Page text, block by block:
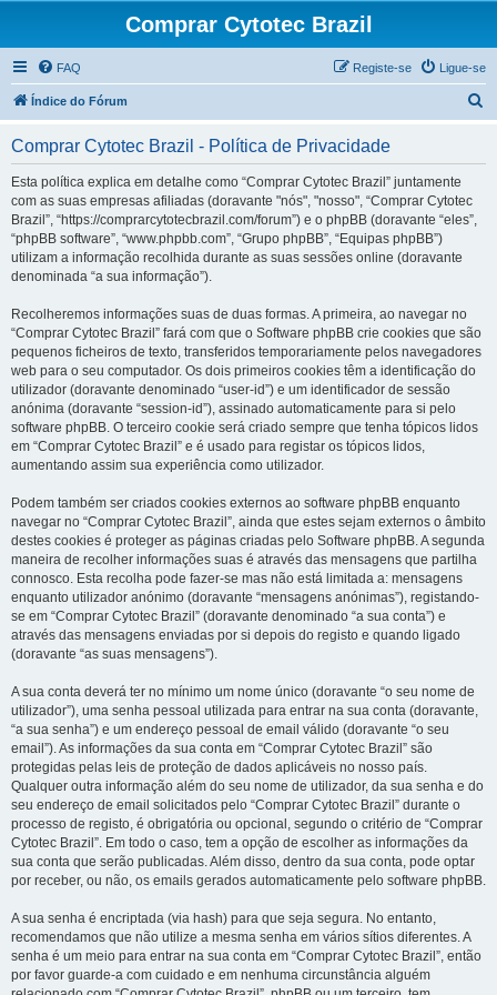
Comprar Cytotec Brazil
FAQ Ligue-se
Registe-se
Índice do Fórum
Comprar Cytotec Brazil - Política de Privacidade
Esta política explica em detalhe como “Comprar Cytotec Brazil” juntamente
com as suas empresas afiliadas (doravante "nós", "nosso", “Comprar Cytotec
Brazil”, “https://comprarcytotecbrazil.com/forum”) e o phpBB (doravante “eles”,
“phpBB software”, “www.phpbb.com”, “Grupo phpBB”, “Equipas phpBB”)
utilizam a informação recolhida durante as suas sessões online (doravante
denominada “a sua informação”).
Recolheremos informações suas de duas formas. A primeira, ao navegar no
“Comprar Cytotec Brazil” fará com que o Software phpBB crie cookies que são
pequenos ficheiros de texto, transferidos temporariamente pelos navegadores
web para o seu computador. Os dois primeiros cookies têm a identificação do
utilizador (doravante denominado “user-id”) e um identificador de sessão
anónima (doravante “session-id”), assinado automaticamente para si pelo
software phpBB. O terceiro cookie será criado sempre que tenha tópicos lidos
em “Comprar Cytotec Brazil” e é usado para registar os tópicos lidos,
aumentando assim sua experiência como utilizador.
Podem também ser criados cookies externos ao software phpBB enquanto
navegar no “Comprar Cytotec Brazil”, ainda que estes sejam externos o âmbito
destes cookies é proteger as páginas criadas pelo Software phpBB. A segunda
maneira de recolher informações suas é através das mensagens que partilha
connosco. Esta recolha pode fazer-se mas não está limitada a: mensagens
enquanto utilizador anónimo (doravante “mensagens anónimas”), registando-
se em “Comprar Cytotec Brazil” (doravante denominado “a sua conta”) e
através das mensagens enviadas por si depois do registo e quando ligado
(doravante “as suas mensagens”).
A sua conta deverá ter no mínimo um nome único (doravante “o seu nome de
utilizador”), uma senha pessoal utilizada para entrar na sua conta (doravante,
“a sua senha”) e um endereço pessoal de email válido (doravante “o seu
email”). As informações da sua conta em “Comprar Cytotec Brazil” são
protegidas pelas leis de proteção de dados aplicáveis no nosso país.
Qualquer outra informação além do seu nome de utilizador, da sua senha e do
seu endereço de email solicitados pelo “Comprar Cytotec Brazil” durante o
processo de registo, é obrigatória ou opcional, segundo o critério de “Comprar
Cytotec Brazil”. Em todo o caso, tem a opção de escolher as informações da
sua conta que serão publicadas. Além disso, dentro da sua conta, pode optar
por receber, ou não, os emails gerados automaticamente pelo software phpBB.
A sua senha é encriptada (via hash) para que seja segura. No entanto,
recomendamos que não utilize a mesma senha em vários sítios diferentes. A
senha é um meio para entrar na sua conta em “Comprar Cytotec Brazil”, então
por favor guarde-a com cuidado e em nenhuma circunstância alguém